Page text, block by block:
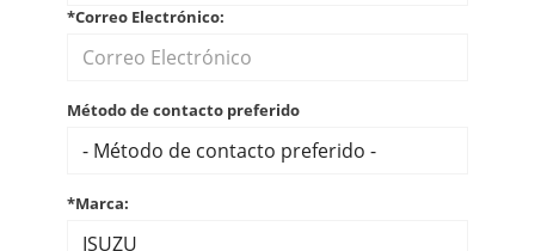
*Correo Electrónico:
Método de contacto preferido
*Marca: